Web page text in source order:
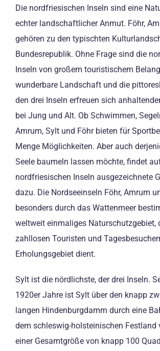
Die nordfriesischen Inseln sind eine
echter landschaftlicher Anmut. Föhr,
gehören zu den typischten
Bundesrepublik. Ohne Frage sind die
Inseln von großem touristischem
wunderbare Landschaft und die
den drei Inseln erfreuen sich
bei Jung und Alt. Ob Schwimmen,
Amrum, Sylt und Föhr bieten für
Menge Möglichkeiten. Aber auch
Seele baumeln lassen möchte, findet
nordfriesischen Inseln ausgezeichnete
dazu. Die Nordseeinseln Föhr, Amrum
besonders durch das Wattenmeer
weltweit einmaliges Naturschutzgebiet,
zahllosen Touristen und
Erholungsgebiet dient.
Sylt ist die nördlichste, der drei Inseln.
1920er Jahre ist Sylt über den knapp
langen Hindenburgdamm durch eine
dem schleswig-holsteinischen Festland
einer Gesamtgröße von knapp 100